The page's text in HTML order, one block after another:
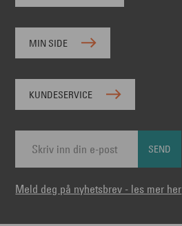
MIN SIDE
KUNDESERVICE
SEND
Meld deg på nyhetsbrev - les mer her